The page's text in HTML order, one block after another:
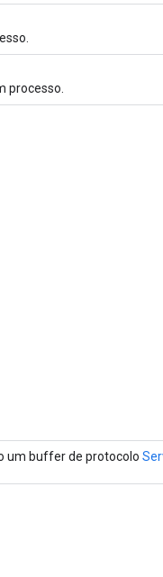
processo.
um buffer de protocolo